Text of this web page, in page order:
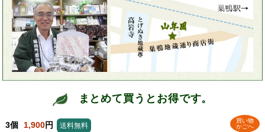
まとめて買うとお得です。
3個 1,900円
買い物
かごへ
送料無料